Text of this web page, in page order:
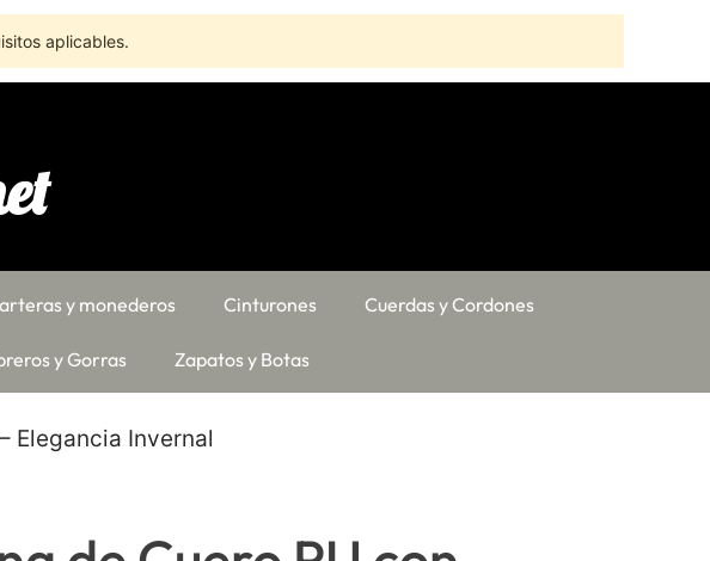
aplicables.
y monederos Cinturones Cuerdas y Cordones
y Gorras Zapatos y Botas
Elegancia Invernal